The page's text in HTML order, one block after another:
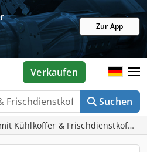
Zur App
Suchen
Verkaufen
Kühlkoffer & Frischdienstkoffer